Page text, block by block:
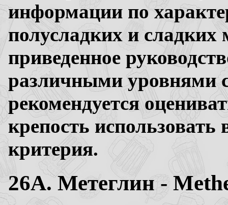
информации по
полусладких и сладких
приведенное
различными уровнями
рекомендуется
крепость использовать
критерия.
26A. Метеглин -